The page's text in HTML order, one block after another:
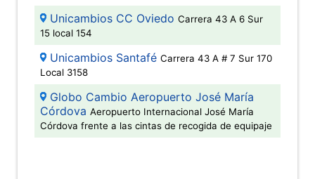
Unicambios CC Oviedo Carrera 43 A 6 Sur
15 local 154
Unicambios Santafé Carrera 43 A # 7 Sur 170
Local 3158
Globo Cambio Aeropuerto José María
Córdova Aeropuerto Internacional José María
Córdova frente a las cintas de recogida de equipaje